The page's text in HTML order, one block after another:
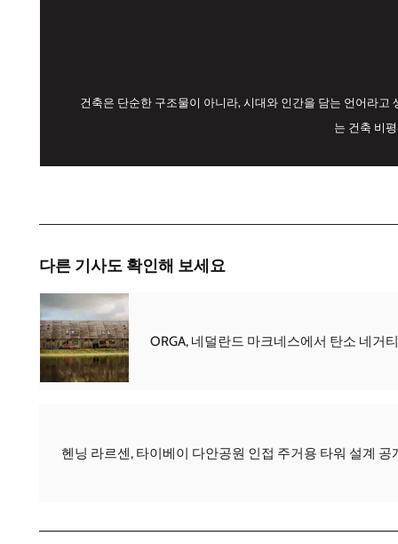
건축은 단순한 구조물이 아니라, 시대와 인간을 담는 언어라
는 건축 비
다른 기사도 확인해 보세요
ORGA, 네덜란드 마크네스에서 탄소 네거
헨닝 라르센, 타이베이 다안공원 인접 주거용 타워 설계 공